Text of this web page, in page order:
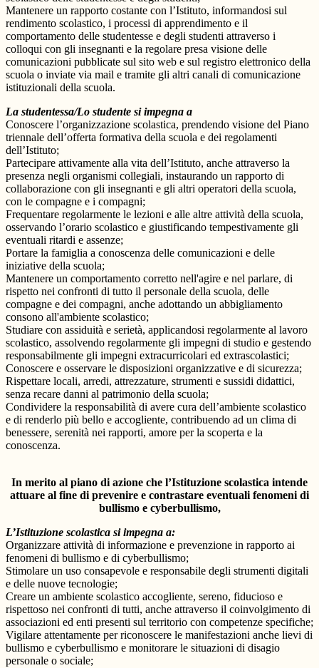
Mantenere un rapporto costante con l’Istituto, informandosi sul
rendimento scolastico, i processi di apprendimento e il
comportamento delle studentesse e degli studenti attraverso i
colloqui con gli insegnanti e la regolare presa visione delle
comunicazioni pubblicate sul sito web e sul registro elettronico della
scuola o inviate via mail e tramite gli altri canali di comunicazione
istituzionali della scuola.
La studentessa/Lo studente si impegna a
Conoscere l’organizzazione scolastica, prendendo visione del Piano
triennale dell’offerta formativa della scuola e dei regolamenti
dell’Istituto;
Partecipare attivamente alla vita dell’Istituto, anche attraverso la
presenza negli organismi collegiali, instaurando un rapporto di
collaborazione con gli insegnanti e gli altri operatori della scuola,
con le compagne e i compagni;
Frequentare regolarmente le lezioni e alle altre attività della scuola,
osservando l’orario scolastico e giustificando tempestivamente gli
eventuali ritardi e assenze;
Portare la famiglia a conoscenza delle comunicazioni e delle
iniziative della scuola;
Mantenere un comportamento corretto nell'agire e nel parlare, di
rispetto nei confronti di tutto il personale della scuola, delle
compagne e dei compagni, anche adottando un abbigliamento
consono all'ambiente scolastico;
Studiare con assiduità e serietà, applicandosi regolarmente al lavoro
scolastico, assolvendo regolarmente gli impegni di studio e gestendo
responsabilmente gli impegni extracurricolari ed extrascolastici;
Conoscere e osservare le disposizioni organizzative e di sicurezza;
Rispettare locali, arredi, attrezzature, strumenti e sussidi didattici,
senza recare danni al patrimonio della scuola;
Condividere la responsabilità di avere cura dell’ambiente scolastico
e di renderlo più bello e accogliente, contribuendo ad un clima di
benessere, serenità nei rapporti, amore per la scoperta e la
conoscenza.
In merito al piano di azione che l’Istituzione scolastica intende
attuare al fine di prevenire e contrastare eventuali fenomeni di
bullismo e cyberbullismo,
L’Istituzione scolastica si impegna a:
Organizzare attività di informazione e prevenzione in rapporto ai
fenomeni di bullismo e di cyberbullismo;
Stimolare un uso consapevole e responsabile degli strumenti digitali
e delle nuove tecnologie;
Creare un ambiente scolastico accogliente, sereno, fiducioso e
rispettoso nei confronti di tutti, anche attraverso il coinvolgimento di
associazioni ed enti presenti sul territorio con competenze specifiche;
Vigilare attentamente per riconoscere le manifestazioni anche lievi di
bullismo e cyberbullismo e monitorare le situazioni di disagio
personale o sociale;